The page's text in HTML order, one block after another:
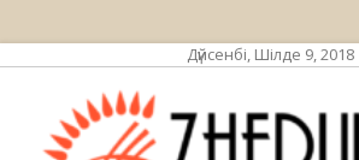
Дүйсенбі, Шілде 9, 2018